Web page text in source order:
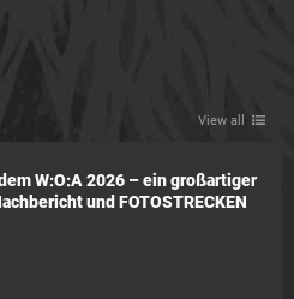
View all
W:O:A 2026 – ein großartiger
und FOTOSTRECKEN